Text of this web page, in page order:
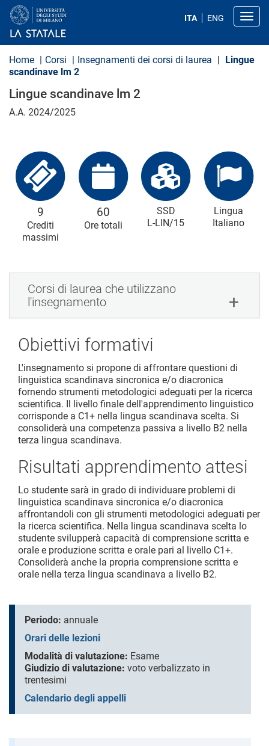
a
ITA ENG
Home Corsi Insegnamenti dei corsi di laurea
Lingue
scandinave lm 2
Lingue scandinave lm 2
A.A. 2024/2025
9
Crediti
massimi
60
Ore totali
SSD
L-LIN/15
Lingua
Italiano
Corsi di laurea che utilizzano
l'insegnamento
Obiettivi formativi
L'insegnamento si propone di affrontare questioni di
linguistica scandinava sincronica e/o diacronica
fornendo strumenti metodologici adeguati per la ricerca
scientifica. Il livello finale dell'apprendimento linguistico
corrisponde a C1+ nella lingua scandinava scelta. Si
consoliderà una competenza passiva a livello B2 nella
terza lingua scandinava.
Risultati apprendimento attesi
Lo studente sarà in grado di individuare problemi di
linguistica scandinava sincronica e/o diacronica
affrontandoli con gli strumenti metodologici adeguati per
la ricerca scientifica. Nella lingua scandinava scelta lo
studente svilupperà capacità di comprensione scritta e
orale e produzione scritta e orale pari al livello C1+.
Consoliderà anche la propria comprensione scritta e
orale nella terza lingua scandinava a livello B2.
Periodo: annuale
Orari delle lezioni
Modalità di valutazione: Esame
Giudizio di valutazione: voto verbalizzato in
trentesimi
Calendario degli appelli